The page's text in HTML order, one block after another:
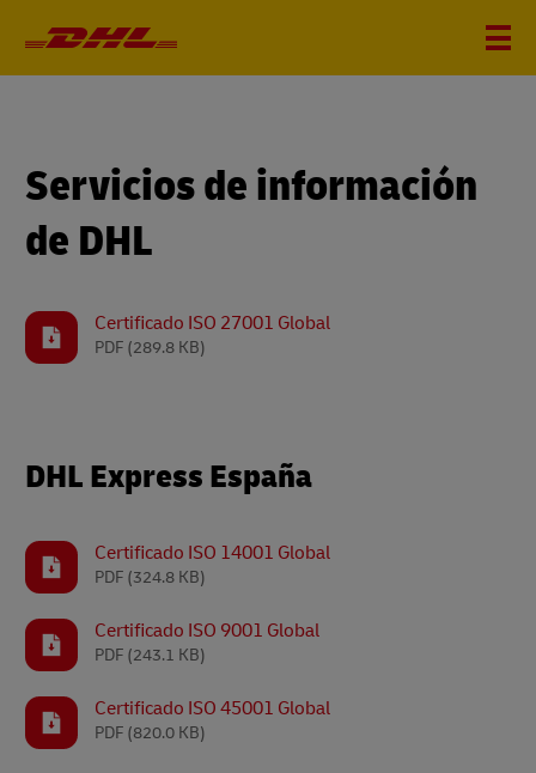
Servicios de información
de DHL
Certificado ISO 27001 Global
PDF (289.8 KB)
DHL Express España
Certificado ISO 14001 Global
PDF (324.8 KB)
Certificado ISO 9001 Global
PDF (243.1 KB)
Certificado ISO 45001 Global
PDF (820.0 KB)